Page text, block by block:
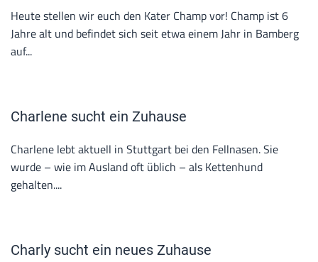
Heute stellen wir euch den Kater Champ vor! Champ ist 6
Jahre alt und befindet sich seit etwa einem Jahr in Bamberg
auf...
Charlene sucht ein Zuhause
Charlene lebt aktuell in Stuttgart bei den Fellnasen. Sie
wurde – wie im Ausland oft üblich – als Kettenhund
gehalten....
Charly sucht ein neues Zuhause